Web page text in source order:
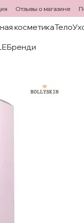
Отзывы о магазине
косметикаТело
Бренди